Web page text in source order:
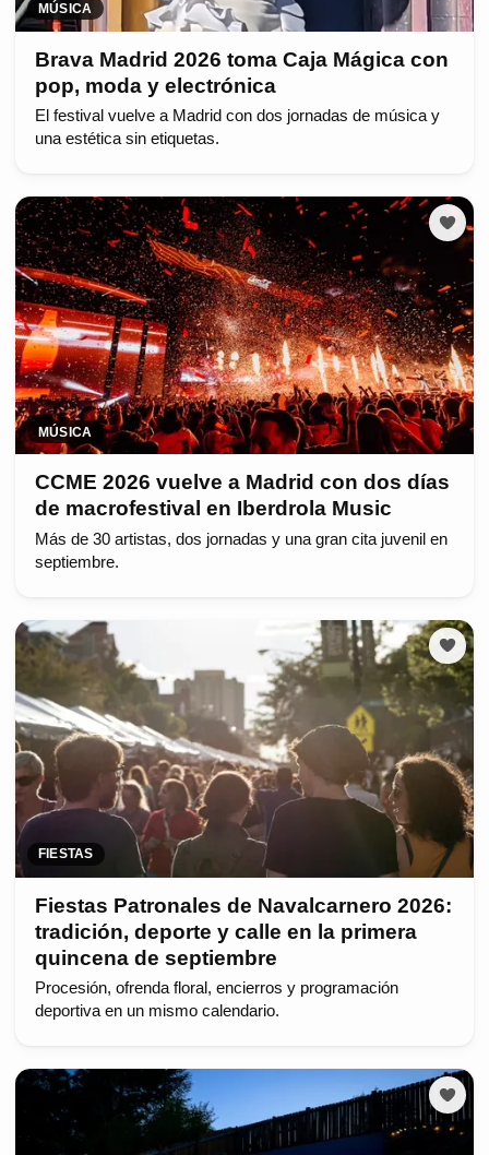
MÚSICA
Brava Madrid 2026 toma Caja Mágica con
pop, moda y electrónica
El festival vuelve a Madrid con dos jornadas de música y
una estética sin etiquetas.
MÚSICA
CCME 2026 vuelve a Madrid con dos días
de macrofestival en Iberdrola Music
Más de 30 artistas, dos jornadas y una gran cita juvenil en
septiembre.
FIESTAS
Fiestas Patronales de Navalcarnero 2026:
tradición, deporte y calle en la primera
quincena de septiembre
Procesión, ofrenda floral, encierros y programación
deportiva en un mismo calendario.